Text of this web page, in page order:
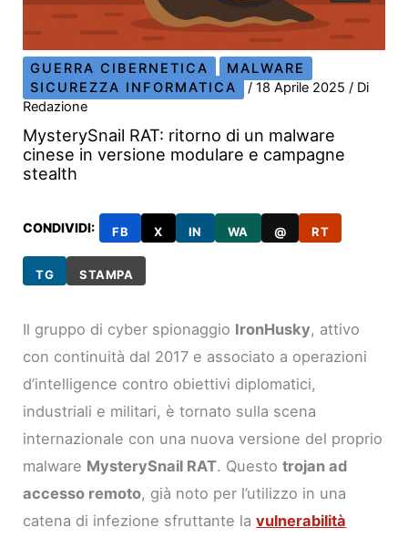
GUERRA CIBERNETICA
MALWARE
SICUREZZA INFORMATICA
/18 Aprile 2025/ Di
Redazione
MysterySnail RAT: ritorno di un malware
cinese in versione modulare e campagne
stealth
CONDIVIDI: FB X IN WA @ RT
TG STAMPA
Il gruppo di cyber spionaggio IronHusky, attivo
con continuità dal 2017 e associato a operazioni
d’intelligence contro obiettivi diplomatici,
industriali e militari, è tornato sulla scena
internazionale con una nuova versione del proprio
malware MysterySnail RAT. Questotrojan ad
accesso remoto, già noto per l’utilizzo in una
catena di infezione sfruttante lavulnerabilità